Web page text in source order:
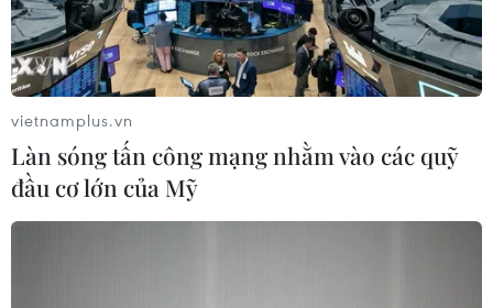
vietnamplus.vn
Làn sóng tấn công mạng nhằm vào các quỹ
đầu cơ lớn của Mỹ